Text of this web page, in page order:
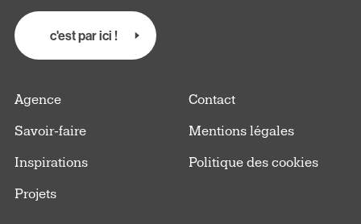
c'est par ici !
Agence
Savoir-faire
Inspirations
Projets
Contact
Mentions légales
Politique des cookies